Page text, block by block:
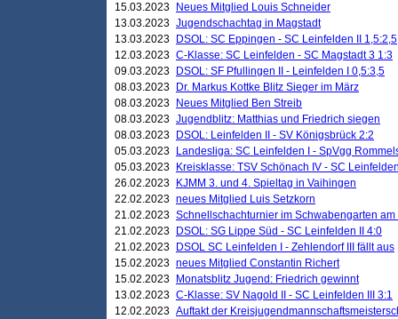
15.03.2023
Neues Mitglied Louis Schneider
13.03.2023 Jugendschachtag in Magstadt
13.03.2023
DSOL: SC Eppingen - SC Leinfelden II 1,5:2,5
12.03.2023 C-Klasse: SC Leinfelden - SC Magstadt 3 1:3
09.03.2023
DSOL: SF Pfullingen II - Leinfelden I 0,5:3,5
08.03.2023
Dr. Markus Kottke Blitz Sieger im März
08.03.2023
Neues Mitglied Ben Streib
08.03.2023 Jugendblitz: Matthias und Friedrich siegen
08.03.2023
DSOL: Leinfelden II - SV Königsbrück 2:2
05.03.2023
Landesliga: SC Leinfelden I - SpVgg
05.03.2023
Kreisklasse: TSV Schönach IV - SC
26.02.2023
KJMM 3. und 4. Spieltag in Vaihingen
22.02.2023 neues Mitglied Luis Setzkorn
21.02.2023 Schnellschachturnier im Schwabengarten
21.02.2023
DSOL: SG Lippe Süd - SC Leinfelden II 4:0
21.02.2023
DSOL SC Leinfelden I - Zehlendorf III fällt aus
15.02.2023 neues Mitglied Constantin Richert
15.02.2023
Monatsblitz Jugend: Friedrich gewinnt
13.02.2023 C-Klasse: SV Nagold II - SC Leinfelden III 3:1
12.02.2023 Auftakt der